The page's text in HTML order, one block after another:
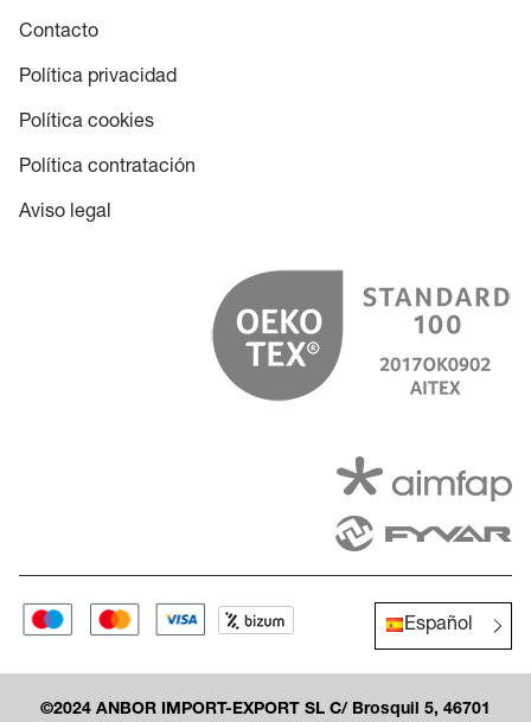
Contacto
Política privacidad
Política cookies
Política contratación
Aviso legal
Español
©2024 ANBOR IMPORT-EXPORT SL C/ Brosquil 5, 46701